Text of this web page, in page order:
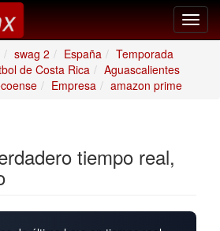
swag 2 España
Temporada
de Costa Rica
Aguascalientes
Empresa amazon prime
tiempo real,